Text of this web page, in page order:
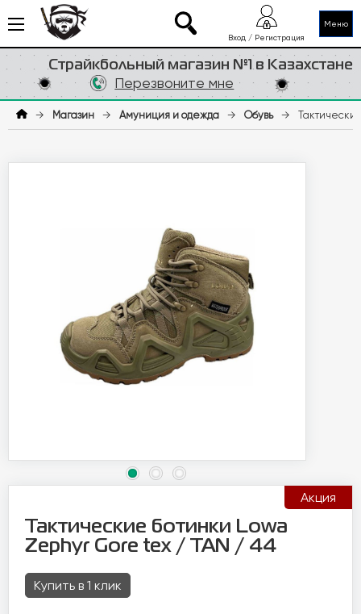
Меню
Страйкбольный магазин №1 в Казахстане
Вход / Регистрация
Перезвоните мне
→ Магазин → Амуниция и одежда → Обувь →
Тактические ботинки Lowa
Zephyr Gore tex / TAN / 44
Купить в 1 клик
Акция